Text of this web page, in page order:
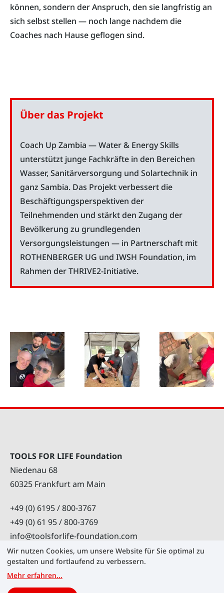
können, sondern der Anspruch, den sie langfristig an
sich selbst stellen — noch lange nachdem die
Coaches nach Hause geflogen sind.
Über das Projekt
Coach Up Zambia — Water & Energy Skills
unterstützt junge Fachkräfte in den Bereichen
Wasser, Sanitärversorgung und Solartechnik in
ganz Sambia. Das Projekt verbessert die
Beschäftigungsperspektiven der
Teilnehmenden und stärkt den Zugang der
Bevölkerung zu grundlegenden
Versorgungsleistungen — in Partnerschaft mit
ROTHENBERGER UG und IWSH Foundation, im
Rahmen derTHRIVE2-Initiative.
TOOLS FOR LIFE Foundation
Niedenau 68
60325 Frankfurt am Main
+49 (0) 6195 / 800-3767
+49 (0) 61 95 / 800-3769
info@toolsforlife-foundation.com
Cookies verwalten
Wir nutzen Cookies, um unsere Website für Sie optimal zu
gestalten und fortlaufend zu verbessern.
Mehr erfahren...